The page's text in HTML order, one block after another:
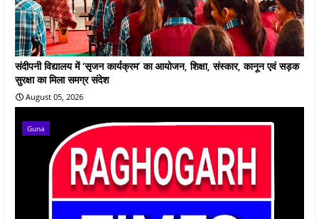
संदीपनी विद्यालय में ‘सृजन कार्यक्रम’ का आयोजन, शिक्षा, संस्कार, कानून एवं सड़क
सुरक्षा का मिला समग्र संदेश
August 05, 2026
Guna